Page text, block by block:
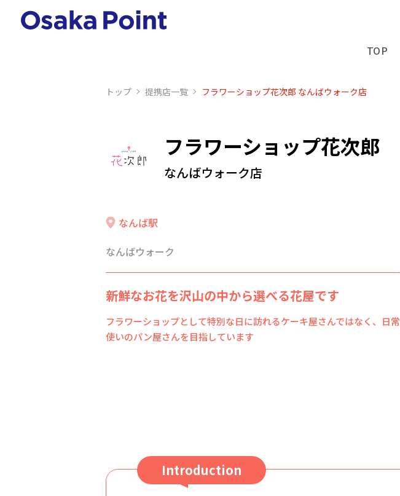
TOP
トップ 提携店⼀覧 フラワーショップ花次郎 なんばウォーク店
フラワーショップ花次郎
なんばウォーク店
なんば駅
なんばウォーク
新鮮なお花を沢山の中から選べる花屋です
フラワーショップとして特別な日に訪れるケーキ屋さんではなく、日常
使いのパン屋さんを目指しています
Introduction